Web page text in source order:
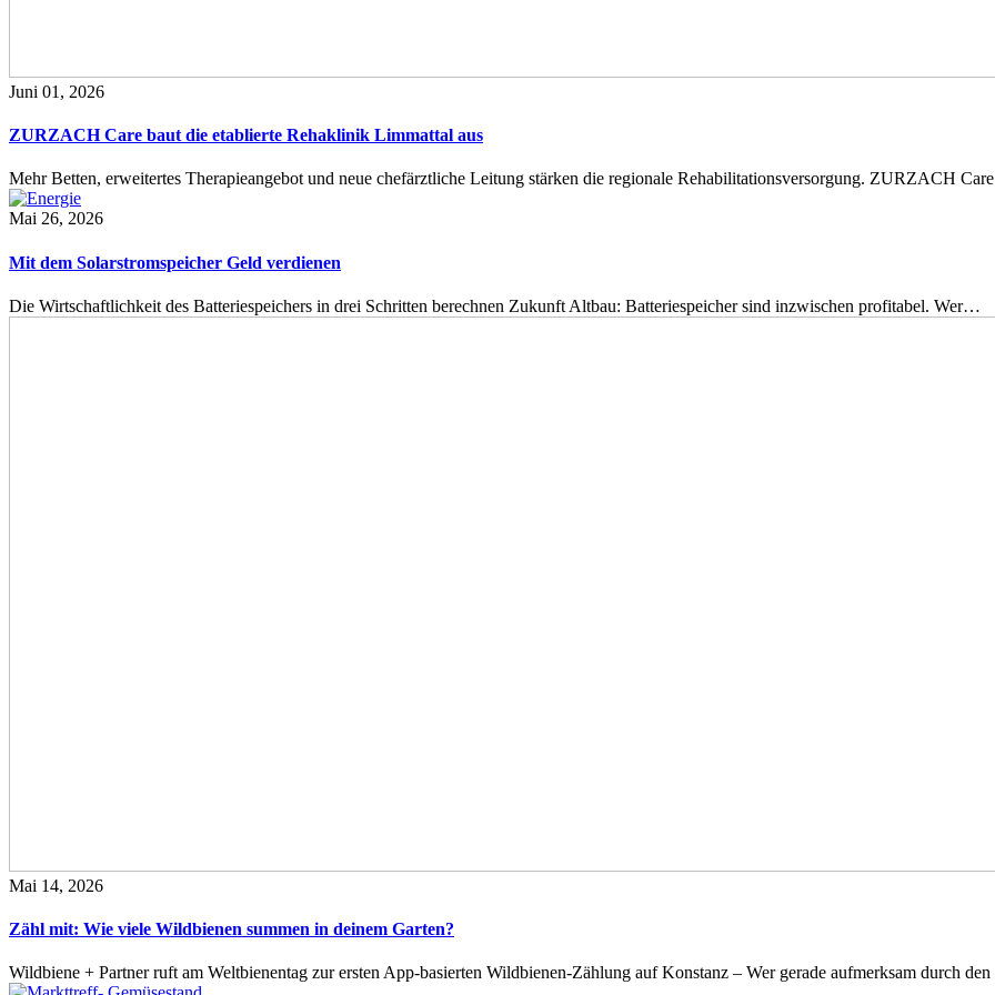
Juni 01, 2026
ZURZACH Care baut die etablierte Rehaklinik Limmattal aus
Mehr Betten, erweitertes Therapieangebot und neue chefärztliche Leitung stärken die regionale Rehabilitationsversorgung. ZURZACH
Mai 26, 2026
Mit dem Solarstromspeicher Geld verdienen
Die Wirtschaftlichkeit des Batteriespeichers in drei Schritten berechnen Zukunft Altbau: Batteriespeicher sind inzwischen profitabel. Wer…
Mai 14, 2026
Zähl mit: Wie viele Wildbienen summen in deinem Garten?
Wildbiene + Partner ruft am Weltbienentag zur ersten App-basierten Wildbienen-Zählung auf Konstanz – Wer gerade aufmerksam durch